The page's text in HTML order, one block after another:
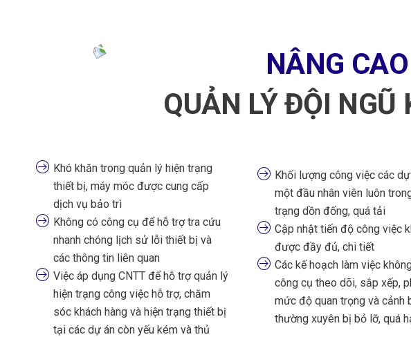
NÂNG
QUẢN LÝ ĐỘI NGŨ
Khó khăn trong quản lý hiện trạng
thiết bị, máy móc được cung cấp
dịch vụ bảo trì
Không có công cụ để hỗ trợ tra cứu
nhanh chóng lịch sử lỗi thiết bị và
các thông tin liên quan
Việc áp dụng CNTT để hỗ trợ quản lý
hiện trạng công việc hỗ trợ, chăm
sóc khách hàng và hiện trạng thiết bị
tại các dự án còn yếu kém và thủ
Khối lượng công việc các
một đầu nhân viên luôn
trạng dồn đống, quá tải
Cập nhật tiến độ công việc
được đầy đủ, chi tiết
Các kế hoạch làm việc
công cụ theo dõi, sắp xếp,
mức độ quan trọng và cảnh
thường xuyên bị bỏ lỡ, quá